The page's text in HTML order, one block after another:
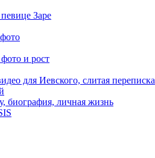
Заре
и рост
для Иевского, слитая переписка
биография, личная жизнь